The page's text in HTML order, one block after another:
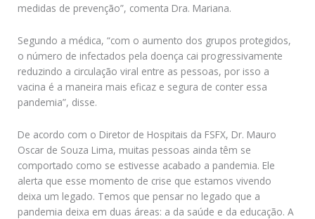
medidas de prevenção”, comenta Dra. Mariana.
Segundo a médica, “com o aumento dos grupos protegidos,
o número de infectados pela doença cai progressivamente
reduzindo a circulação viral entre as pessoas, por isso a
vacina é a maneira mais eficaz e segura de conter essa
pandemia”, disse.
De acordo com o Diretor de Hospitais da FSFX, Dr. Mauro
Oscar de Souza Lima, muitas pessoas ainda têm se
comportado como se estivesse acabado a pandemia. Ele
alerta que esse momento de crise que estamos vivendo
deixa um legado. Temos que pensar no legado que a
pandemia deixa em duas áreas: a da saúde e da educação. A